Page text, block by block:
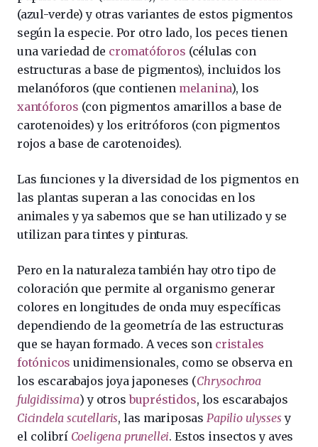
(azul-verde) y otras variantes de estos pigmentos
según la especie. Por otro lado, los peces tienen
una variedad de cromatóforos (células con
estructuras a base de pigmentos), incluidos los
melanóforos (que contienen melanina), los
xantóforos (con pigmentos amarillos a base de
carotenoides) y los eritróforos (con pigmentos
rojos a base de carotenoides).
Las funciones y la diversidad de los pigmentos en
las plantas superan a las conocidas en los
animales y ya sabemos que se han utilizado y se
utilizan para tintes y pinturas.
Pero en la naturaleza también hay otro tipo de
coloración que permite al organismo generar
colores en longitudes de onda muy específicas
dependiendo de la geometría de las estructuras
que se hayan formado. A veces son cristales
fotónicos unidimensionales, como se observa en
los escarabajos joya japoneses (Chrysochroa
fulgidissima) y otrosbupréstidos, los escarabajos
Cicindela scutellaris, las mariposasPapilio ulysses y
el colibrí Coeligena prunellei. Estos insectos y aves